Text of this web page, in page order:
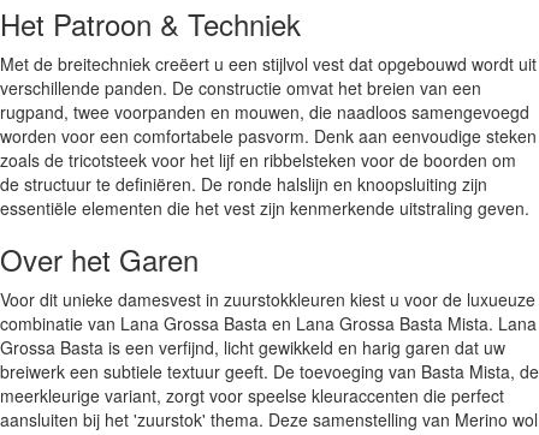
Het Patroon & Techniek
Met de breitechniek creëert u een stijlvol vest dat opgebouwd wordt uit
verschillende panden. De constructie omvat het breien van een
rugpand, twee voorpanden en mouwen, die naadloos samengevoegd
worden voor een comfortabele pasvorm. Denk aan eenvoudige steken
zoals de tricotsteek voor het lijf en ribbelsteken voor de boorden om
de structuur te definiëren. De ronde halslijn en knoopsluiting zijn
essentiële elementen die het vest zijn kenmerkende uitstraling geven.
Over het Garen
Voor dit unieke damesvest in zuurstokkleuren kiest u voor de luxueuze
combinatie van Lana Grossa Basta en Lana Grossa Basta Mista. Lana
Grossa Basta is een verfijnd, licht gewikkeld en harig garen dat uw
breiwerk een subtiele textuur geeft. De toevoeging van Basta Mista, de
meerkleurige variant, zorgt voor speelse kleuraccenten die perfect
aansluiten bij het 'zuurstok' thema. Deze samenstelling van Merino wol